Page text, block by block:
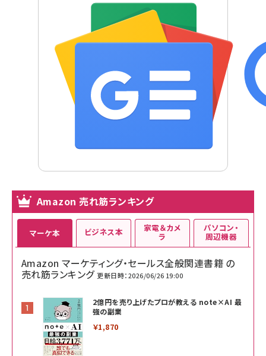
Amazon 売れ筋ランキング
マーケ本
Amazon マーケティング・セールス全般関連書籍 の
売れ筋ランキング 更新日時：2026/06/26 19:00
2億円を売り上げたプロが教える note×AI 最
強の副業
￥1,870
ビジネス本 家電＆カメ
ラ
パソコン・
周辺機器